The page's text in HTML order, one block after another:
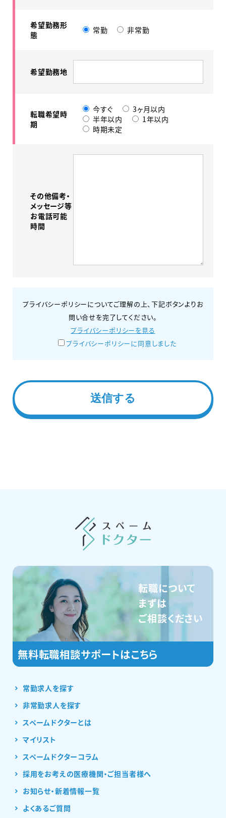
希望勤務形
態
常勤 非常勤
希望勤務地
転職希望時
期
今すぐ
3ヶ月以内
半年以内
1年以内
時期未定
その他備考・
メッセージ等
お電話可能
時間
プライバシーポリシーについてご理解の上、下記ボタンよりお
問い合せを完了してください。
プライバシーポリシーを見る
プライバシーポリシーに同意しました
常勤求人を探す
非常勤求人を探す
スペームドクターとは
マイリスト
スペームドクターコラム
採用をお考えの医療機関・ご担当者様へ
お知らせ・新着情報一覧
よくあるご質問
転職について
まずは
ご相談ください